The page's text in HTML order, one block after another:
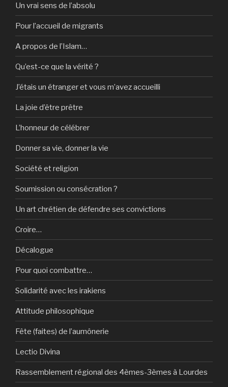
Un vrai sens de l’absolu
Pour l’accueil de migrants
A propos de l’Islam…
Qu’est-ce que la vérité ?
J’étais un étranger et vous m’avez accueilli
La joie d’être prêtre
L’honneur de célébrer
Donner sa vie, donner la vie
Société et religion
Soumission ou consécration ?
Un art chrétien de défendre ses convictions
Croire…
Décalogue
Pour quoi combattre…
Solidarité avec les irakiens
Attitude philosophique
Fête (faites) de l’aumônerie
Lectio Divina
Rassemblement régional des 4èmes-3èmes à Lourdes